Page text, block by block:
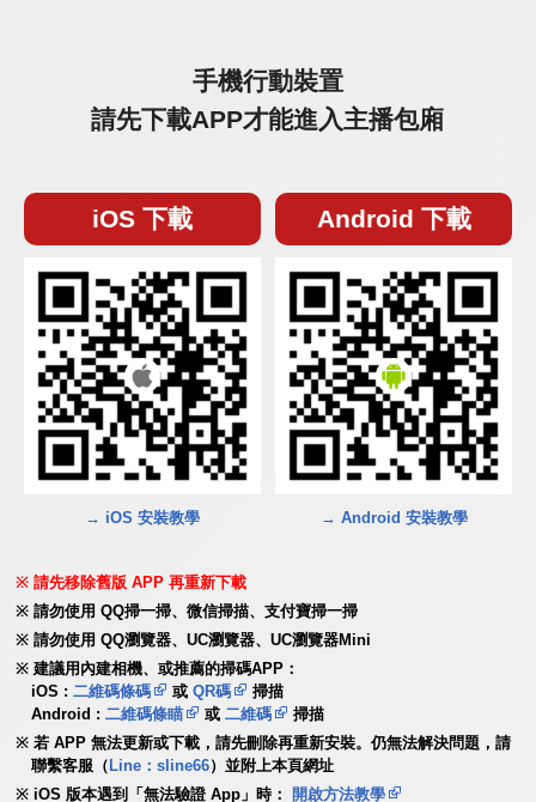
手機行動裝置
請先下載APP才能進入主播包廂
iOS 下載
→ iOS 安裝教學
Android 下載
→ Android 安裝教學
請先移除舊版 APP 再重新下載
請勿使用 QQ掃一掃、微信掃描、支付寶掃一掃
請勿使用 QQ瀏覽器、UC瀏覽器、UC瀏覽器Mini
建議用內建相機、或推薦的掃碼APP：
iOS :二維碼條碼 或QR碼
掃描
Android :二維碼條瞄 或二維碼
掃描
若 APP 無法更新或下載，請先刪除再重新安裝。仍無法解決問題，請
聯繫客服（ Line：sline66）並附上本頁網址
iOS 版本遇到「無法驗證 App」時：
開啟方法教學